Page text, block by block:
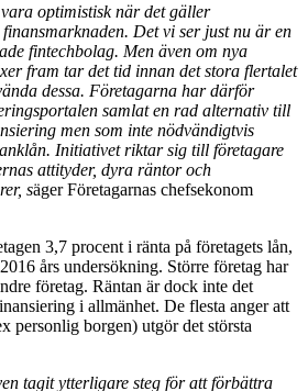
optimistisk när det gäller
Det vi ser just nu är en
fintechbolag. Men även om nya
fram tar det tid innan det stora flertalet
dessa. Företagarna har därför
samlat en rad alternativ till
men som inte nödvändigtvis
Initiativet riktar sig till företagare
attityder, dyra räntor och
säger Företagarnas chefsekonom
3,7 procent i ränta på företagets lån,
års undersökning. Större företag har
företag. Räntan är dock inte det
i allmänhet. De flesta anger att
personlig borgen) utgör det största
tagit ytterligare steg för att förbättra